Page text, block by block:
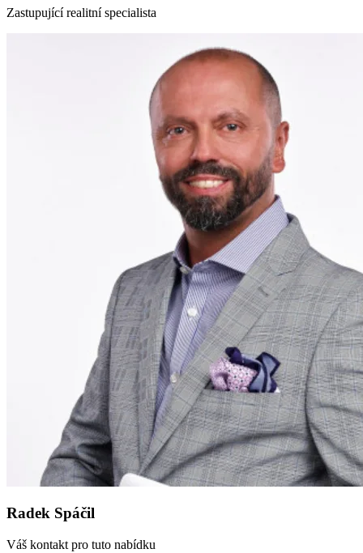
Zastupující realitní specialista
Radek Spáčil
Váš kontakt pro tuto nabídku